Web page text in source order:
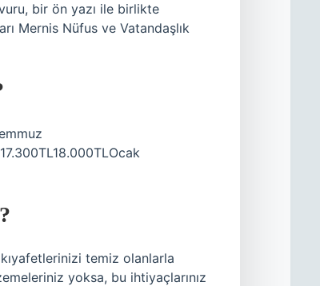
bir ön yazı ile birlikte
Mernis Nüfus ve Vatandaşlık
temiz olanlarla
yoksa, bu ihtiyaçlarınız